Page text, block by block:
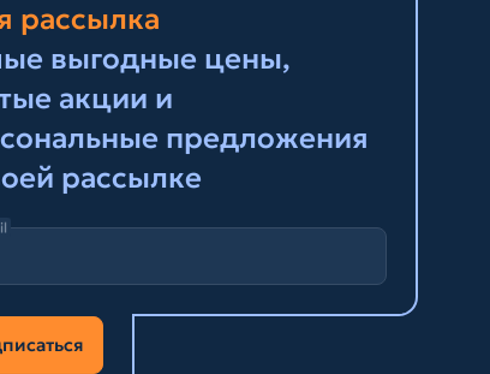
рассылка
выгодные цены,
акции и
предложения
рассылке